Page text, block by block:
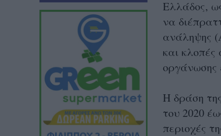
Ελλάδος,
να
ανάληψης
και
οργάνωσης
Η δράση
του 2020
περιοχές